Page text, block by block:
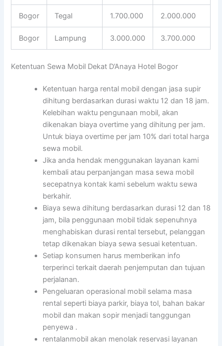
Bogor Tegal 1.700.000 2.000.000
Bogor Lampung 3.000.000 3.700.000
Ketentuan Sewa Mobil Dekat D’Anaya Hotel Bogor
Ketentuan harga rental mobil dengan jasa supir
dihitung berdasarkan durasi waktu 12 dan 18 jam.
Kelebihan waktu pengunaan mobil, akan
dikenakan biaya overtime yang dihitung per jam.
Untuk biaya overtime per jam 10% dari total harga
sewa mobil.
Jika anda hendak menggunakan layanan kami
kembali atau perpanjangan masa sewa mobil
secepatnya kontak kami sebelum waktu sewa
berkahir.
Biaya sewa dihitung berdasarkan durasi 12 dan 18
jam, bila penggunaan mobil tidak sepenuhnya
menghabiskan durasi rental tersebut, pelanggan
tetap dikenakan biaya sewa sesuai ketentuan.
Setiap konsumen harus memberikan info
terperinci terkait daerah penjemputan dan tujuan
perjalanan.
Pengeluaran operasional mobil selama masa
rental seperti biaya parkir, biaya tol, bahan bakar
mobil dan makan sopir menjadi tanggungan
penyewa .
rentalanmobil akan menolak reservasi layanan